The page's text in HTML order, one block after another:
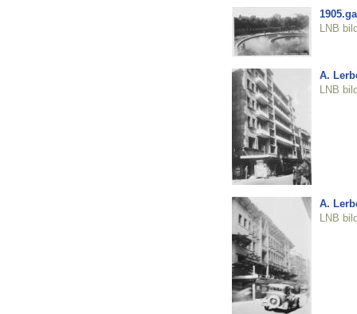
LNB
A.
LNB
A.
LNB